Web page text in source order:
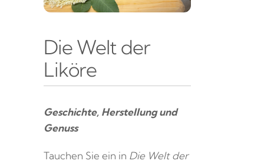
Die Welt der
Liköre
Geschichte, Herstellung und
Genuss
Tauchen Sie ein in Die Welt der